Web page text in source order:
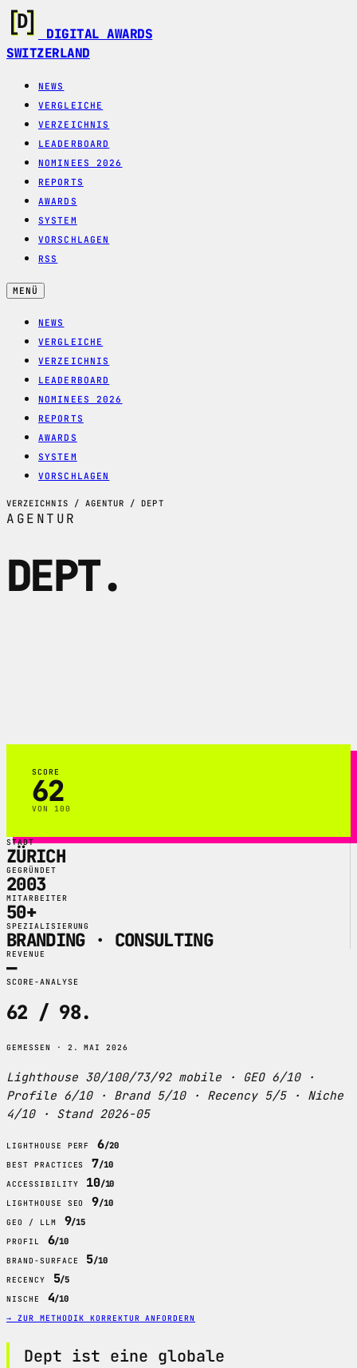
DIGITAL AWARDS
SWITZERLAND
NEWS
VERGLEICHE
VERZEICHNIS
LEADERBOARD
NOMINEES 2026
REPORTS
AWARDS
SYSTEM
VORSCHLAGEN
RSS
MENÜ
NEWS
VERGLEICHE
VERZEICHNIS
LEADERBOARD
NOMINEES 2026
REPORTS
AWARDS
SYSTEM
VORSCHLAGEN
VERZEICHNIS / AGENTUR / DEPT
AGENTUR
DEPT.
SCORE
62
VON 100
STADT
ZÜRICH
GEGRÜNDET
2003
MITARBEITER
50+
SPEZIALISIERUNG
BRANDING · CONSULTING
REVENUE
—
SCORE-ANALYSE
62 / 98.
GEMESSEN · 2. MAI 2026
Lighthouse 30/100/73/92 mobile · GEO 6/10 ·
Profile 6/10 · Brand 5/10 · Recency 5/5 · Niche
4/10 · Stand 2026-05
LIGHTHOUSE PERF 6/20
BEST PRACTICES 7/10
ACCESSIBILITY 10/10
LIGHTHOUSE SEO 9/10
GEO / LLM 9/15
PROFIL 6/10
BRAND-SURFACE 5/10
RECENCY 5/5
NISCHE 4/10
→ ZUR METHODIK KORREKTUR ANFORDERN
Dept ist eine globale